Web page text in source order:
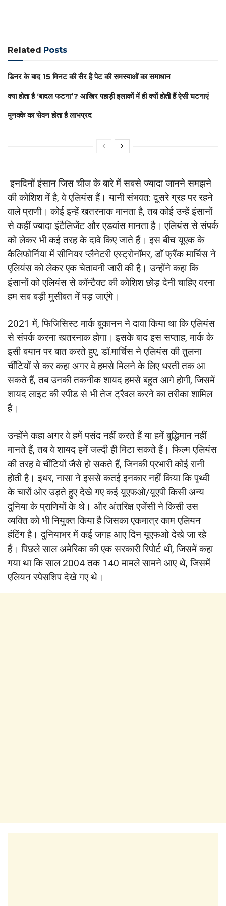
Related Posts
डिनर के बाद 15 मिनट की सैर है पेट की समस्याओं का समाधान
क्या होता है ‘बादल फटना’? आखिर पहाड़ी इलाकों में ही क्यों होती हैं ऐसी घटनाएं
मुनक्के का सेवन होता है लाभप्रद
इनदिनों इंसान जिस चीज के बारे में सबसे ज्यादा जानने समझने
की कोशिश में है, वे एलियंस हैं। यानी संभवत: दूसरे ग्रह पर रहने
वाले प्राणी। कोई इन्हें खतरनाक मानता है, तब कोई उन्हें इंसानों
से कहीं ज्यादा इंटैलिजेंट और एडवांस मानता है। एलियंस से संपर्क
को लेकर भी कई तरह के दावे किए जाते हैं। इस बीच यूएक के
कैलिफोर्निया में सीनियर प्लैनेटरी एस्ट्रोनॉमर, डॉ फ्रैंक मार्चिस ने
एलियंस को लेकर एक चेतावनी जारी की है। उन्होंने कहा कि
इंसानों को एलियंस से कॉन्टैक्ट की कोशिश छोड़ देनी चाहिए वरना
हम सब बड़ी मुसीबत में पड़ जाएंगे।
2021 में, फिजिसिस्ट मार्क बुकानन ने दावा किया था कि एलियंस
से संपर्क करना खतरनाक होगा। इसके बाद इस सप्ताह, मार्क के
इसी बयान पर बात करते हुए, डॉ.मार्चिस ने एलियंस की तुलना
चींटियों से कर कहा अगर वे हमसे मिलने के लिए धरती तक आ
सकते हैं, तब उनकी तकनीक शायद हमसे बहुत आगे होगी, जिसमें
शायद लाइट की स्पीड से भी तेज ट्रैवल करने का तरीका शामिल
है।
उन्होंने कहा अगर वे हमें पसंद नहीं करते हैं या हमें बुद्धिमान नहीं
मानते हैं, तब वे शायद हमें जल्दी ही मिटा सकते हैं। फिल्म एलियंस
की तरह वे चींटियों जैसे हो सकते हैं, जिनकी प्रभारी कोई रानी
होती है। इधर, नासा ने इससे कतई इनकार नहीं किया कि पृथ्वी
के चारों ओर उड़ते हुए देखे गए कई यूएफओ/यूएपी किसी अन्य
दुनिया के प्राणियों के थे। और अंतरिक्ष एजेंसी ने किसी उस
व्यक्ति को भी नियुक्त किया है जिसका एकमात्र काम एलियन
हंटिंग है। दुनियाभर में कई जगह आए दिन यूएफओ देखे जा रहे
हैं। पिछले साल अमेरिका की एक सरकारी रिपोर्ट थी, जिसमें कहा
गया था कि साल 2004 तक 140 मामले सामने आए थे, जिसमें
एलियन स्पेसशिप देखे गए थे।